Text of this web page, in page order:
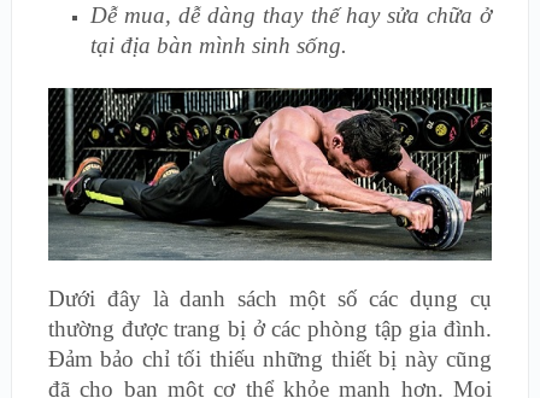
Dễ mua, dễ dàng thay thế hay sửa chữa ở
tại địa bàn mình sinh sống.
Dưới đây là danh sách một số các dụng cụ
thường được trang bị ở các phòng tập gia đình.
Đảm bảo chỉ tối thiếu những thiết bị này cũng
đã cho bạn một cơ thể khỏe mạnh hơn. Mọi